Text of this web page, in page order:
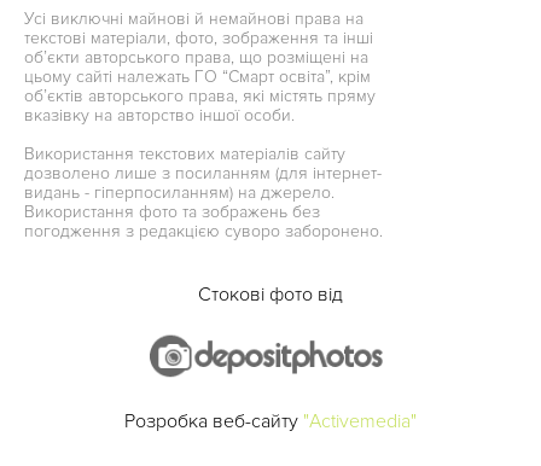
Усі виключні майнові й немайнові права на
текстові матеріали, фото, зображення та інші
об’єкти авторського права, що розміщені на
цьому сайті належать ГО “Смарт освіта”, крім
об’єктів авторського права, які містять пряму
вказівку на авторство іншої особи.
Використання текстових матеріалів сайту
дозволено лише з посиланням (для інтернет-
видань - гіперпосиланням) на джерело.
Використання фото та зображень без
погодження з редакцією суворо заборонено.
Стокові фото від
Розробка веб-сайту "Activemedia"